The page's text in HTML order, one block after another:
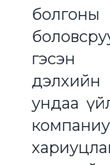
гэсэн
дэлхийн
ундаа